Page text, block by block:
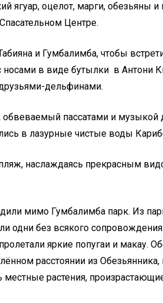
ягуар, оцелот, марги,
Центре.
и Гумбалимба, чтобы
в виде бутылки в Антони
дельфинами.
обвеваемый пассатами и музыкой
в лазурные чистые воды
наслаждаясь прекрасным
мимо Гумбалимба парк. Из
одни без всякого
яркие попугаи и макау.
расстоянии из
местные растения,